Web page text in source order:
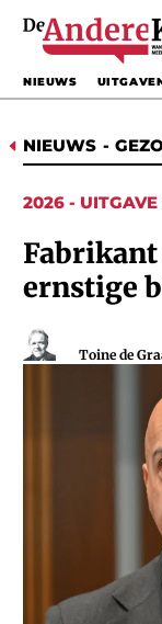
NIEUWS
D NIEUWS -
2026 - UITGAVE
Fabrikant
ernstige
Toine de